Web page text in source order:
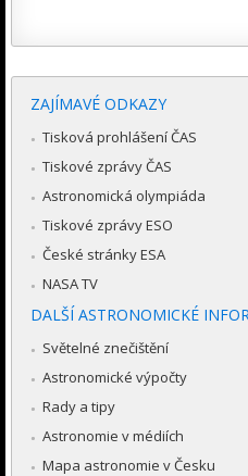
ZAJÍMAVÉ ODKAZY
Tisková prohlášení ČAS
Tiskové zprávy ČAS
Astronomická olympiáda
Tiskové zprávy ESO
České stránky ESA
NASA TV
DALŠÍ ASTRONOMICKÉ
Světelné znečištění
Astronomické výpočty
Rady a tipy
Astronomie v médiích
Mapa astronomie v Česku